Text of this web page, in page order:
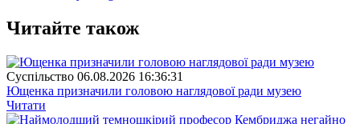
Читайте також
Суспiльство 06.08.2026 16:36:31
Ющенка призначили головою наглядової ради музею
Читати